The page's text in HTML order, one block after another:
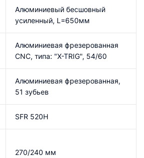
Алюминиевый бесшовный
усиленный, L=650мм
Алюминиевая фрезерованная
CNC, типа: "X-TRIG", 54/60
Алюминиевая фрезерованная,
51 зубьев
SFR 520H
270/240 мм